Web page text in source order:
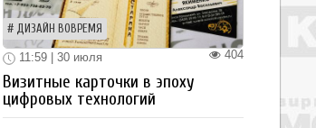
ДИЗАЙН ВОВРЕМЯ
404
11:59 | 30 июля
Визитные карточки в эпоху
цифровых технологий